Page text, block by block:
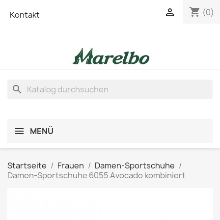
Kontakt shopping_cart (0)

search
MENÜ
Startseite Frauen
Damen-Sportschuhe
Damen-Sportschuhe 6055 Avocado kombiniert